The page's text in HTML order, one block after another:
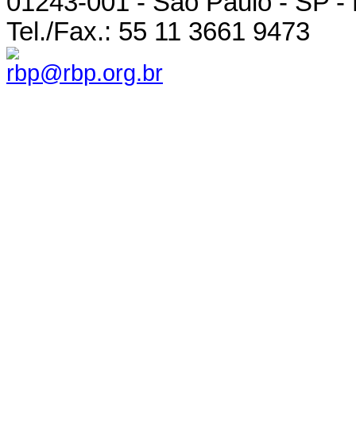
Tel./Fax.: 55 11 3661 9473
rbp@rbp.org.br